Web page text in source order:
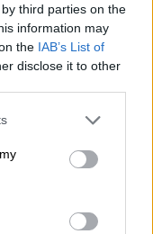
third parties on the
information may
the IAB’s List of
disclose it to other
or more Google
You may click to
party tags to
in below Google
«Τv Έθνος»
για τον τελικό